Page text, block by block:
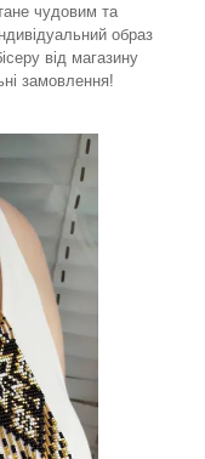
чудовим та
образ
від магазину
замовлення!